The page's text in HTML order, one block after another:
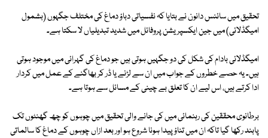
تحقیق میں سائنس دانون نے بتایا کہ نفسیاتی دباؤ دماغ کی مختلف جگہوں (بشمول
امیگڈلائی) میں جین ایکسپریشن پروفائل میں شدید تبدیلیاں لا سکتا ہے۔
امیگڈلائی بادام کی شکل کی دو جگہیں ہوتی ہیں جو دماغ کی گہرائی میں موجود ہوتی
ہیں۔ یہ حصے خطروں کے جواب میں ان سے لڑنے یا ڈر کر بھاگنے کے عمل میں کردار
ادا کرتے ہیں، اس لیے ان کا تعلق بے چینی کے مسائل سے ہوتا ہے۔
برطانوی محققین کی رہنمائی میں کی جانے والی تحقیق میں چوہوں کو چھ گھنٹوں تک
پابند رکھا گیا تاکہ ان میں تناؤ پیدا ہونا شروع ہو اور بعد ازاں چوہوں کے دماغ کا سالماتی